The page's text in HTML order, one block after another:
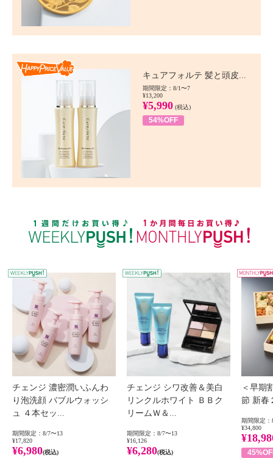
キュアフォルテ 髪と頭皮...
期間限定：8/1〜7
¥13,200
¥5,990 (税込)
54%OFF
WEEKLY PUSH
チェンジ 濃密潤いふんわ
り泡洗顔 バブルウォッシ
ュ ４本セッ...
期間限定：8/7〜13
¥17,820
¥6,980(税込)
チェンジ シワ改善＆美白
リンクルホワイト ＢＢク
リームＷ＆...
期間限定：8/7〜13
¥16,126
¥6,280(税込)
＜早期
節 新春
期間限定：
¥34,800